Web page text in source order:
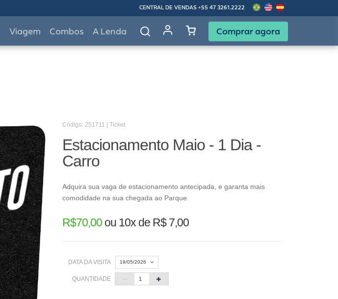
CENTRAL DE VENDAS +55 47 3261.2222
Viagem Combos A Lenda Comprar agora
Código: 251711 | Ticket
Estacionamento Maio - 1 Dia -
Carro
Adquira sua vaga de estacionamento antecipada, e garanta mais
comodidade na sua chegada ao Parque.
R$70,00ou 10x de R$ 7,00
DATA DA VISITA 19/05/2026
QUANTIDADE